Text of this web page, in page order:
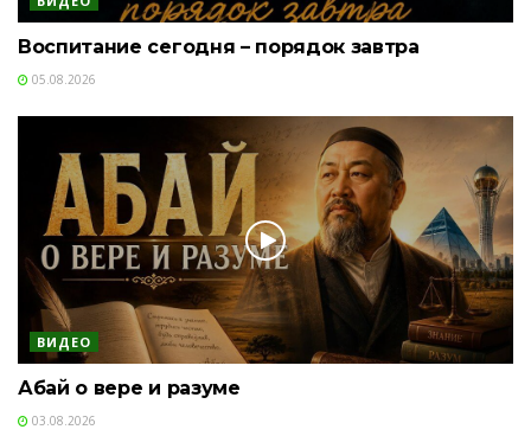
Воспитание сегодня – порядок завтра
05.08.2026
ВИДЕО
Абай о вере и разуме
03.08.2026